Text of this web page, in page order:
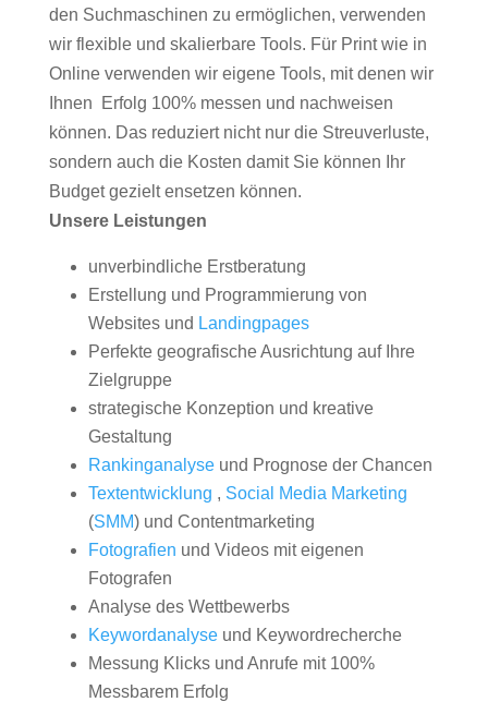
den Suchmaschinen zu ermöglichen, verwenden
wir flexible und skalierbare Tools. Für Print wie in
Online verwenden wir eigene Tools, mit denen wir
Ihnen Erfolg 100% messen und nachweisen
können. Das reduziert nicht nur die Streuverluste,
sondern auch die Kosten damit Sie können Ihr
Budget gezielt ensetzen können.
Unsere Leistungen
unverbindliche Erstberatung
Erstellung und Programmierung von
Websites und Landingpages
Perfekte geografische Ausrichtung auf Ihre
Zielgruppe
strategische Konzeption und kreative
Gestaltung
Rankinganalyseund Prognose der Chancen
Textentwicklung , Social Media Marketing
(SMM) und Contentmarketing
Fotografien und Videos mit eigenen
Fotografen
Analyse des Wettbewerbs
Keywordanalyseund Keywordrecherche
Messung Klicks und Anrufe mit 100%
Messbarem Erfolg